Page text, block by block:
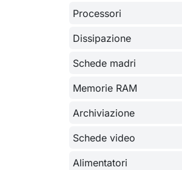
Processori
Dissipazione
Schede madri
Memorie RAM
Archiviazione
Schede video
Alimentatori